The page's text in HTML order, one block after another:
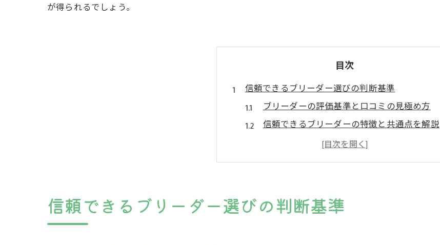
が得られるでしょう。
目次
信頼できるブリーダー選びの判断基準
ブリーダーの評価基準と口コミの見極め方
信頼できるブリーダーの特徴と共通点を解説
口コミから分かるブリーダー選びの落とし穴
ブリーダー審査落ちの理由と信頼性の見方
口コミと評価を見極め失敗しない方法
ブリーダー口コミの信頼度を見抜くコツ
信頼できるブリーダー選びの判断基準